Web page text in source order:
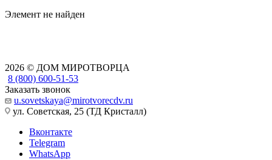
Элемент не найден
2026 © ДОМ МИРОТВОРЦА
8 (800) 600-51-53
Заказать звонок
u.sovetskaya@mirotvorecdv.ru
ул. Советская, 25 (ТД Кристалл)
Вконтакте
Telegram
WhatsApp